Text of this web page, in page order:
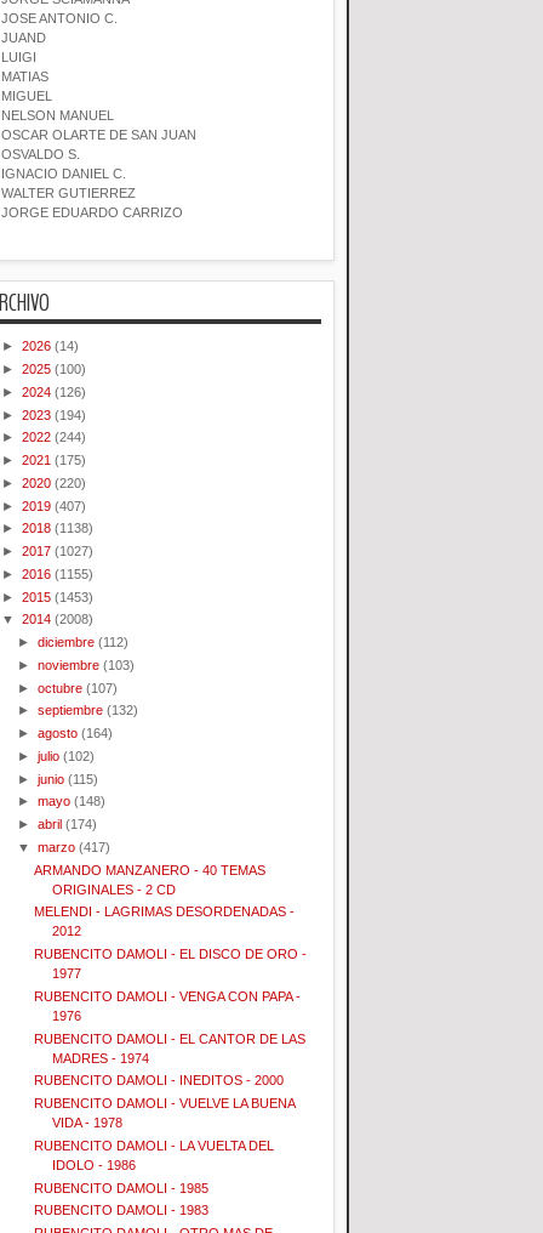
JOSE ANTONIO C.
JUAND
LUIGI
MATIAS
MIGUEL
NELSON MANUEL
OSCAR OLARTE DE SAN JUAN
OSVALDO S.
IGNACIO DANIEL C.
WALTER GUTIERREZ
JORGE EDUARDO CARRIZO
► 2026 (14)
► 2025 (100)
► 2024 (126)
► 2023 (194)
► 2022 (244)
► 2021 (175)
► 2020 (220)
► 2019 (407)
► 2018 (1138)
► 2017 (1027)
► 2016 (1155)
► 2015 (1453)
▼ 2014 (2008)
►diciembre (112)
►noviembre (103)
►octubre (107)
►septiembre (132)
►agosto (164)
►julio (102)
►junio (115)
►mayo (148)
►abril (174)
▼marzo (417)
ARMANDO MANZANERO - 40 TEMAS
ORIGINALES - 2 CD
MELENDI - LAGRIMAS DESORDENADAS -
2012
RUBENCITO DAMOLI - EL DISCO DE ORO -
1977
RUBENCITO DAMOLI - VENGA CON PAPA -
1976
RUBENCITO DAMOLI - EL CANTOR DE LAS
MADRES - 1974
RUBENCITO DAMOLI - INEDITOS - 2000
RUBENCITO DAMOLI - VUELVE LA BUENA
VIDA - 1978
RUBENCITO DAMOLI - LA VUELTA DEL
IDOLO - 1986
RUBENCITO DAMOLI - 1985
RUBENCITO DAMOLI - 1983